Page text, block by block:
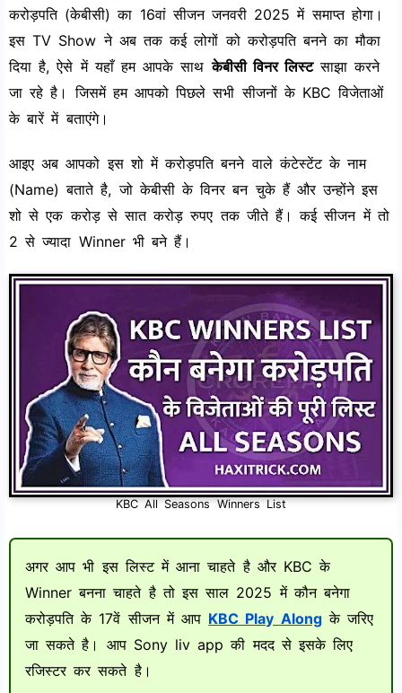
करोड़पति (केबीसी) का 16वां सीजन जनवरी 2025 में समाप्त होगा।
इस TV Show ने अब तक कई लोगों को करोड़पति बनने का मौका
दिया है, ऐसे में यहाँ हम आपके साथकेबीसी विनर लिस्टसाझा करने
जा रहे है। जिसमें हम आपको पिछले सभी सीजनों के KBC विजेताओं
के बारें में बताएंगे।
आइए अब आपको इस शो में करोड़पति बनने वाले कंटेस्टेंट के नाम
(Name) बताते है, जो केबीसी के विनर बन चुके हैं और उन्होंने इस
शो से एक करोड़ से सात करोड़ रुपए तक जीते हैं। कई सीजन में तो
2 से ज्यादा Winner भी बने हैं।
KBC All Seasons Winners List
अगर आप भी इस लिस्ट में आना चाहते है और KBC के
Winner बनना चाहते है तो इस साल 2025 में कौन बनेगा
करोड़पति के 17वें सीजन में आप KBC Play Alongके जरिए
जा सकते है। आप Sony liv app की मदद से इसके लिए
रजिस्टर कर सकते है।